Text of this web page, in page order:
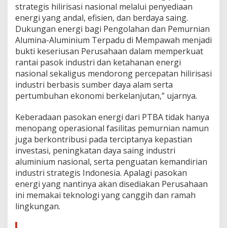
strategis hilirisasi nasional melalui penyediaan
energi yang andal, efisien, dan berdaya saing.
Dukungan energi bagi Pengolahan dan Pemurnian
Alumina-Aluminium Terpadu di Mempawah menjadi
bukti keseriusan Perusahaan dalam memperkuat
rantai pasok industri dan ketahanan energi
nasional sekaligus mendorong percepatan hilirisasi
industri berbasis sumber daya alam serta
pertumbuhan ekonomi berkelanjutan,” ujarnya.
Keberadaan pasokan energi dari PTBA tidak hanya
menopang operasional fasilitas pemurnian namun
juga berkontribusi pada terciptanya kepastian
investasi, peningkatan daya saing industri
aluminium nasional, serta penguatan kemandirian
industri strategis Indonesia. Apalagi pasokan
energi yang nantinya akan disediakan Perusahaan
ini memakai teknologi yang canggih dan ramah
lingkungan.